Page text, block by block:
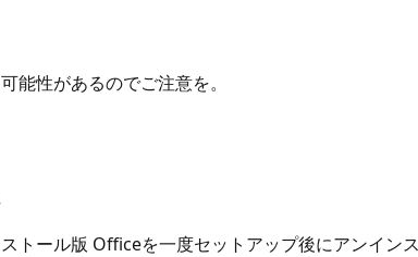
能性があるのでご注意を。
トール版 Officeを一度セットアップ後にアンイン